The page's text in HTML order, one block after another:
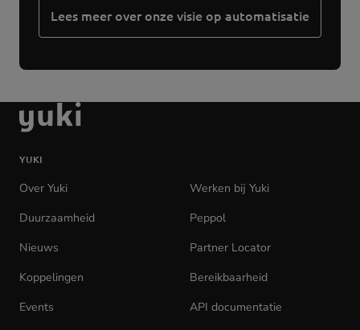
Lees meer over onze visie op automatisatie
Ga
naar
homepage
YUKI
Over Yuki Werken bij Yuki
Duurzaamheid
Peppol
Nieuws
Partner Locator
Koppelingen
Bereikbaarheid
Events
API documentatie